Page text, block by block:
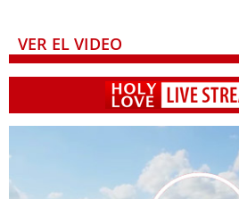
VER EL VIDEO